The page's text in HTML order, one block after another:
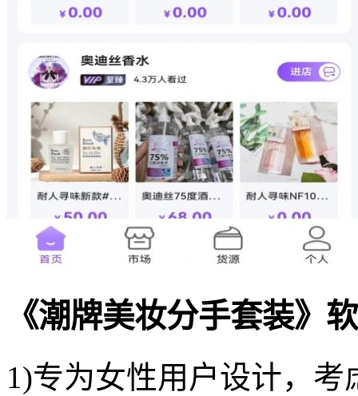
《潮牌美妆分手套装》
1)专为女性用户设计，